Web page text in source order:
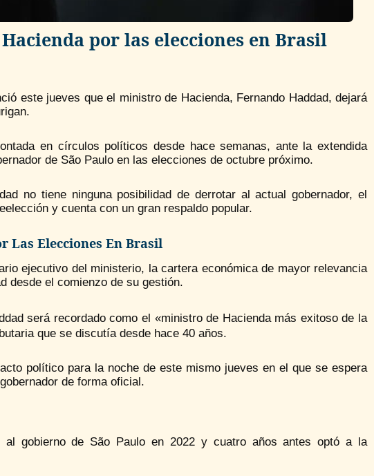
por las elecciones en Brasil
este jueves que el ministro de Hacienda, Fernando Haddad, dejará
en círculos políticos desde hace semanas, ante la extendida
de São Paulo en las elecciones de octubre próximo.
no tiene ninguna posibilidad de derrotar al actual gobernador, el
y cuenta con un gran respaldo popular.
Las Elecciones En Brasil
ejecutivo del ministerio, la cartera económica de mayor relevancia
desde el comienzo de su gestión.
será recordado como el «ministro de Hacienda más exitoso de la
que se discutía desde hace 40 años.
político para la noche de este mismo jueves en el que se espera
de forma oficial.
al gobierno de São Paulo en 2022 y cuatro años antes optó a la